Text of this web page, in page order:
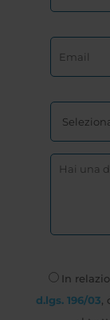
In
d.lgs. 196/03